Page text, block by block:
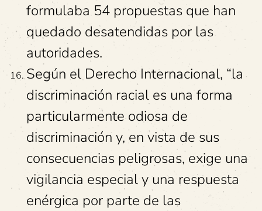
formulaba 54 propuestas que han
quedado desatendidas por las
autoridades.
Según el Derecho Internacional, “la
discriminación racial es una forma
particularmente odiosa de
discriminación y, en vista de sus
consecuencias peligrosas, exige una
vigilancia especial y una respuesta
enérgica por parte de las